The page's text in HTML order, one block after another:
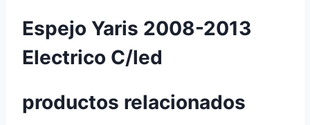
Espejo Yaris 2008-2013
Electrico C/led
productos relacionados